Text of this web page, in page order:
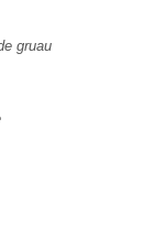
gruau